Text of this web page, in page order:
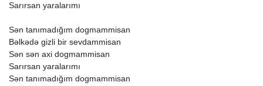
Sarırsan yaralarımı
Sən tanımadığım dogmammisan
Bəlkədə gizli bir sevdammisan
Sən sən axi dogmammisan
Sarırsan yaralarımı
Sən tanımadığım dogmammisan